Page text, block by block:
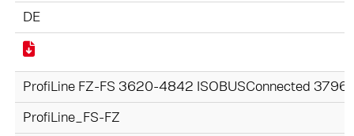
DE
ProfiLine FZ-FS 3620-4842 ISOBUSConnected
ProfiLine_FS-FZ